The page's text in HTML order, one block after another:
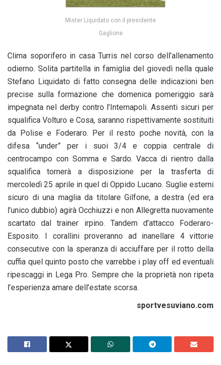
Mister Liquidato con il presidente
Gaglione
Clima soporifero in casa Turris nel corso dell’allenamento
odierno. Solita partitella in famiglia del giovedì nella quale
Stefano Liquidato di fatto consegna delle indicazioni ben
precise sulla formazione che domenica pomeriggio sarà
impegnata nel derby contro l’Internapoli. Assenti sicuri per
squalifica Volturo e Cosa, saranno rispettivamente sostituiti
da Polise e Foderaro. Per il resto poche novità, con la
difesa “under” per i suoi 3/4 e coppia centrale di
centrocampo con Somma e Sardo. Vacca di rientro dalla
squalifica tornerà a disposizione per la trasferta di
mercoledì 25 aprile in quel di Oppido Lucano. Suglie esterni
sicuro di una maglia da titolare Gilfone, a destra (ed era
l’unico dubbio) agirà Occhiuzzi e non Allegretta nuovamente
scartato dal trainer irpino. Tandem d’attacco Foderaro-
Esposito. I corallini proveranno ad inanellare 4 vittorie
consecutive con la speranza di acciuffare per il rotto della
cuffia quel quinto posto che varrebbe i play off ed eventuali
ripescaggi in Lega Pro. Sempre che la proprietà non ripeta
l’esperienza amare dell’estate scorsa.
sportvesuviano.com